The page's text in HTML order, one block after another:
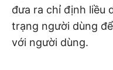
đưa ra chỉ định liều
trạng người dùng
với người dùng.